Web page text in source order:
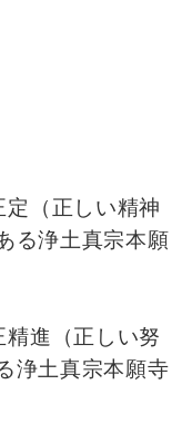
（正しい精神
る浄土真宗本願
進（正しい努
浄土真宗本願寺